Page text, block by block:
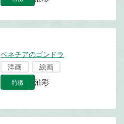
ベネチアのゴンドラ
洋画
絵画
特徴 油彩